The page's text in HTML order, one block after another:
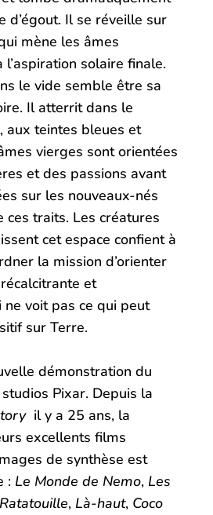
d’égout. Il se réveille sur
mène les âmes
l’aspiration solaire finale.
le vide semble être sa
Il atterrit dans le
aux teintes bleues et
vierges sont orientées
et des passions avant
sur les nouveaux-nés
ces traits. Les créatures
cet espace confient à
la mission d’orienter
et
voit pas ce qui peut
sur Terre.
démonstration du
Pixar. Depuis la
il y a 25 ans, la
excellents films
de synthèse est
: Le Monde de Nemo, Les
Ratatouille, Là-haut, Coco